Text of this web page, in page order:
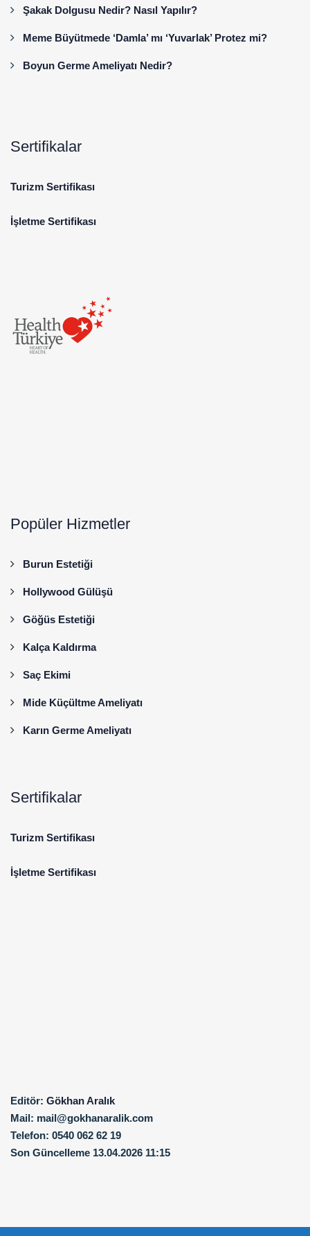
Şakak Dolgusu Nedir? Nasıl Yapılır?
Meme Büyütmede ‘Damla’ mı ‘Yuvarlak’ Protez mi?
Boyun Germe Ameliyatı Nedir?
Sertifikalar
Turizm Sertifikası
İşletme Sertifikası
Popüler Hizmetler
Burun Estetiği
Hollywood Gülüşü
Göğüs Estetiği
Kalça Kaldırma
Saç Ekimi
Mide Küçültme Ameliyatı
Karın Germe Ameliyatı
Sertifikalar
Turizm Sertifikası
İşletme Sertifikası
Editör: Gökhan Aralık
Mail: mail@gokhanaralik.com
Telefon: 0540 062 62 19
Son Güncelleme 13.04.2026 11:15